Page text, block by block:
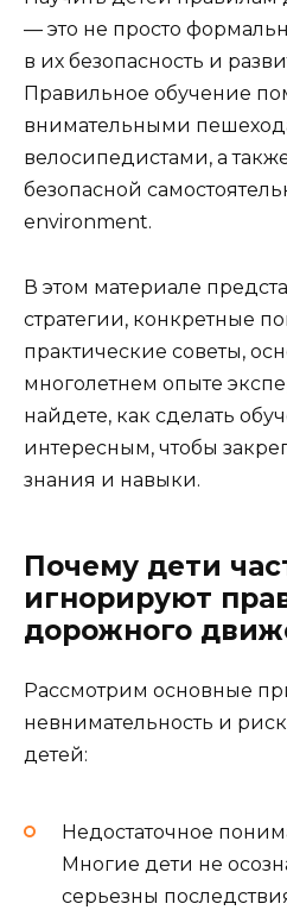
— это не просто
в их безопасность и
Правильное обучение
внимательными
велосипедистами, а
безопасной
environment.
В этом материале
стратегии, конкретные
практические советы,
многолетнем опыте
найдете, как сделать
интересным, чтобы
знания и навыки.
Почему дети
игнорируют
дорожного
Рассмотрим основные
невнимательность и
детей:
Недостаточное
Многие дети не
серьезны